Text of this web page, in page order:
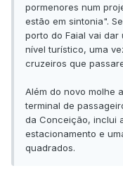
pormenores num
estão em sintonia".
porto do Faial vai
nível turístico, uma
cruzeiros que
Além do novo molhe
terminal de
da Conceição, inclui
estacionamento e
quadrados.